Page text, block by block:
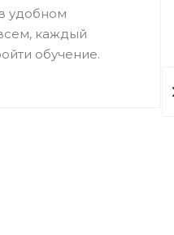
удобном
каждый
обучение.